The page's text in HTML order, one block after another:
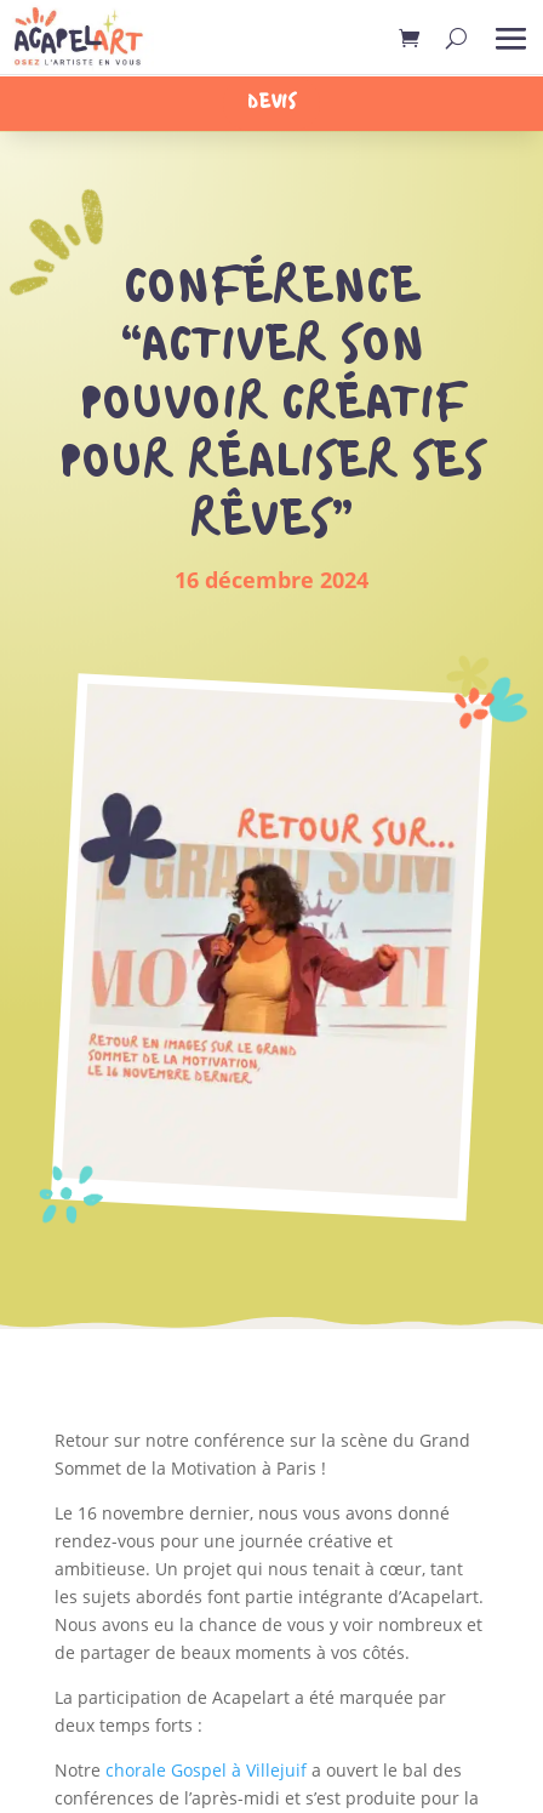
DEVIS
CONFÉRENCE
“ACTIVER SON
POUVOIR CRÉATIF
POUR RÉALISER SES
RÊVES”
16 décembre 2024
Retour sur notre conférence sur la scène du Grand
Sommet de la Motivation à Paris !
Le 16 novembre dernier, nous vous avons donné
rendez-vous pour une journée créative et
ambitieuse. Un projet qui nous tenait à cœur, tant
les sujets abordés font partie intégrante d’Acapelart.
Nous avons eu la chance de vous y voir nombreux et
de partager de beaux moments à vos côtés.
La participation de Acapelart a été marquée par
deux temps forts :
Notre chorale Gospel à Villejuifa ouvert le bal des
conférences de l’après-midi et s’est produite pour la